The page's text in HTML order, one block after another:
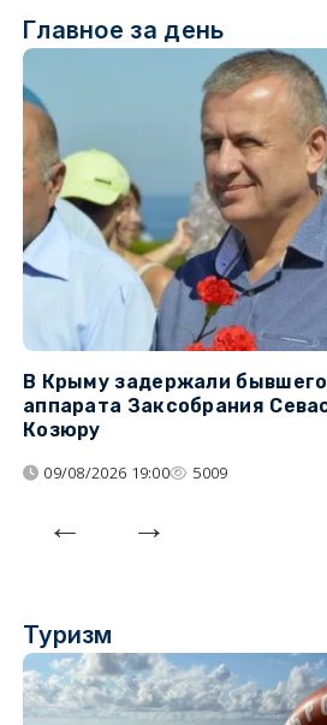
Главное за день
В Крыму задержали
аппарата Заксобрания
Козюру
09/08/2026 19:00 5009
Туризм